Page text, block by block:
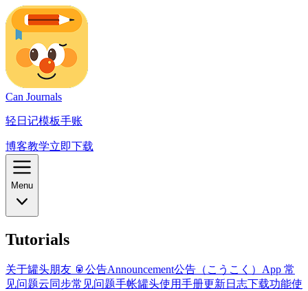
Can Journals
轻日记模板手账
博客教学立即下载
Menu
Tutorials
关于罐头朋友 🥫 公告Announcement公告（こうこく） App 常
见问题云同步常见问题手帐罐头使用手册更新日志下载功能使